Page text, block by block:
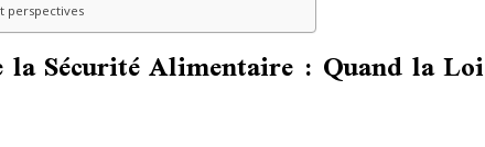
perspectives
Sécurité Alimentaire : Quand la Loi